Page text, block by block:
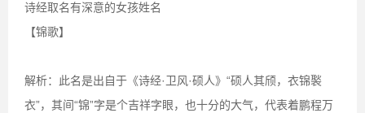
诗经取名有深意的女孩姓名
【锦歌】
解析：此名是出自于《诗经·卫风·硕人》“硕人其颀，衣锦褧
衣”，其间“锦”字是个吉祥字眼，也十分的大气，代表着鹏程万